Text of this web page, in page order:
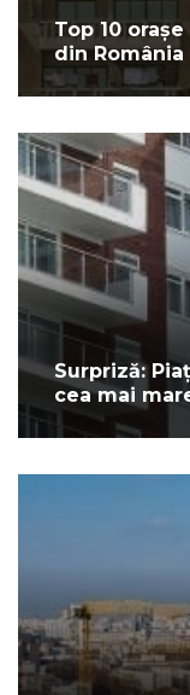
Top 10
din România
Surpriză:
cea mai